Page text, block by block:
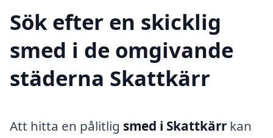
Sök efter en skicklig
smed i de omgivande
städerna Skattkärr
Att hitta en pålitlig smed i Skattkärr kan